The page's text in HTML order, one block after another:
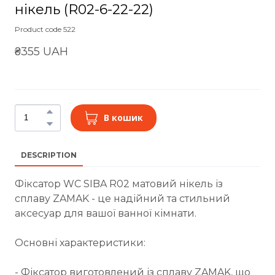
нікель (R02-6-22-22)
Product code 522
₴355 UAH
В кошик
DESCRIPTION
Фіксатор WC SIBA R02 матовий нікель із
сплаву ZAMAK - це надійний та стильний
аксесуар для вашої ванної кімнати.
Основні характеристики:
- Фіксатор виготовлений із сплаву ZAMAK, що